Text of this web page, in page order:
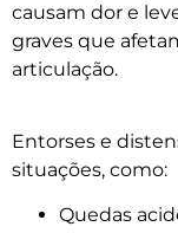
causam dor e
graves que
articulação.
Entorses e
situações, como:
Quedas